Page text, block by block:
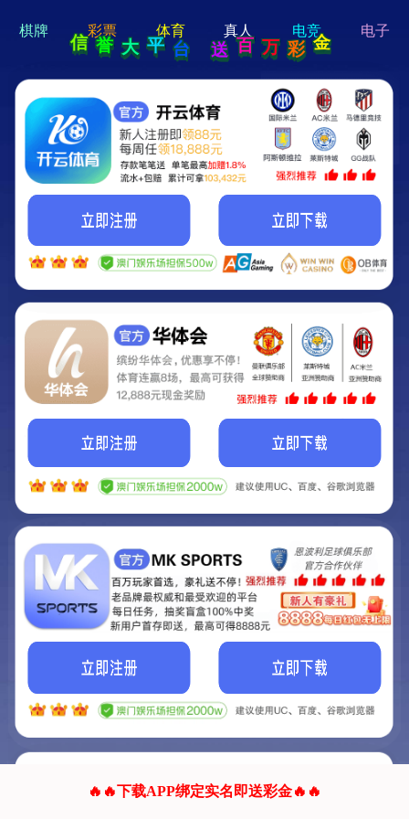
hi 💗
Hey Guys!
我们即将上线啦...
我们的网站正在建设.
它将是非常棒的网站.
联系我们!